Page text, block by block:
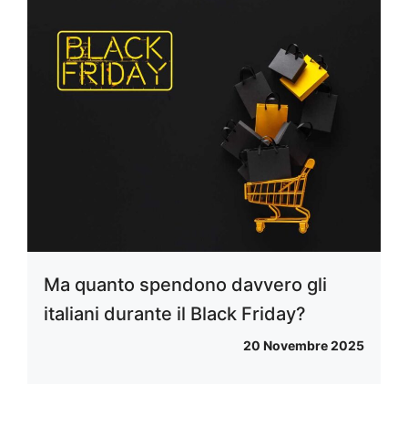
Ma quanto spendono davvero gli
italiani durante il Black Friday?
20 Novembre 2025